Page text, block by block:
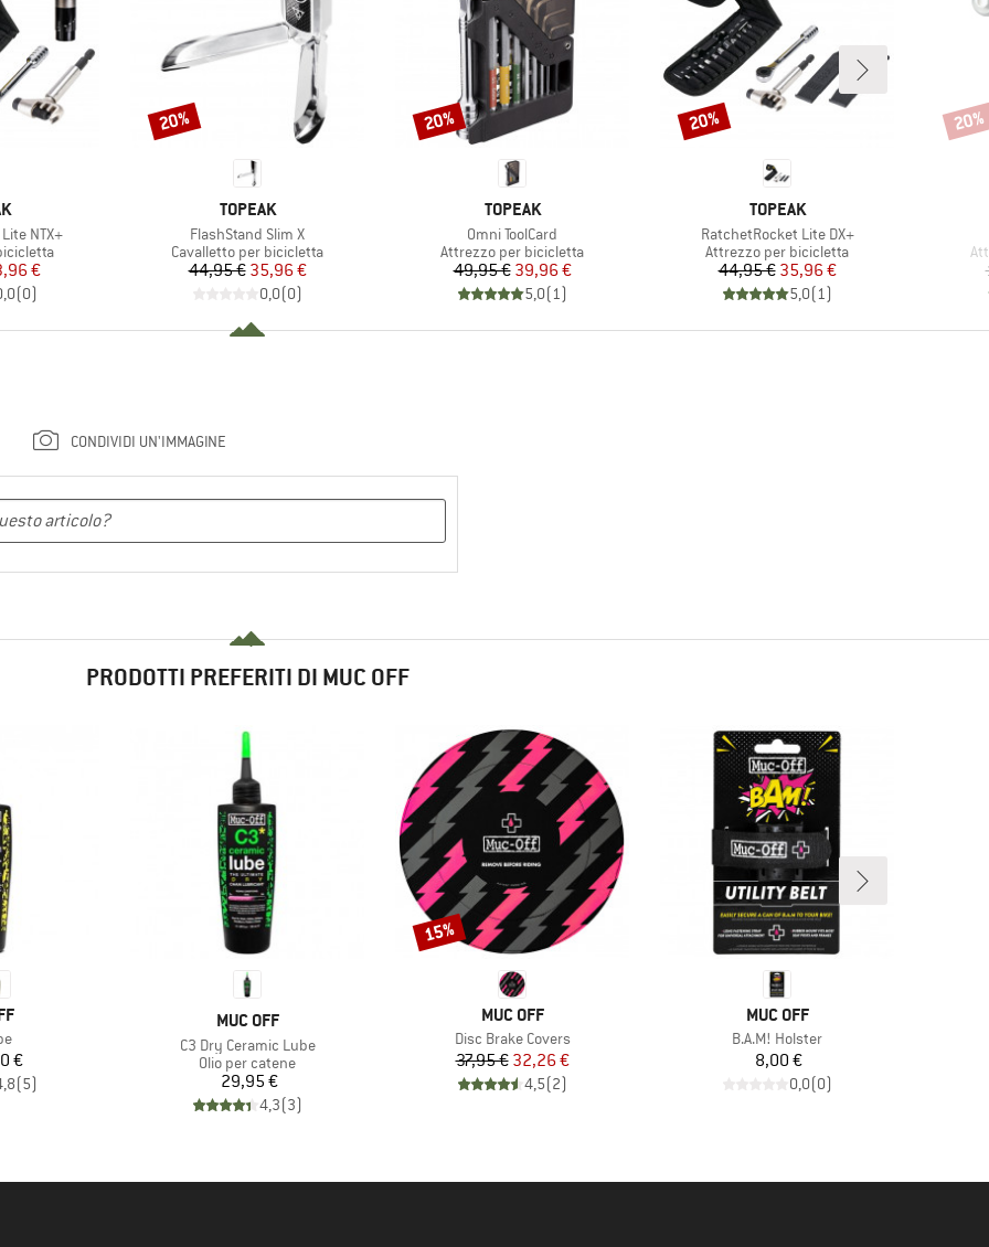
NTX+
ridotto
€
(0)
MARCHIO
TOPEAK
Articolo
FlashStand Slim X
Gruppo di prodotti
Cavalletto per bicicletta
Prezzo
44,95 €Prezzo ridotto
35,96 €
0,0(0)
Sconto
20%
MARCHIO
TOPEAK
Articolo
Omni ToolCard
Gruppo di prodotti
Attrezzo per bicicletta
Prezzo
49,95 €Prezzo ridotto
39,96 €
5,0(1)
Sconto
20%
MARCHIO
TOPEAK
Articolo
RatchetRocket Lite DX+
Gruppo di prodotti
Attrezzo per bicicletta
Prezzo
44,95 €Prezzo ridotto
35,96 €
5,0(1)
Sconto
20% 20%
CONDIVIDI UN'IMMAGINE
PRODOTTI PREFERITI DI MUC OFF
€
(5)
MARCHIO
MUC OFF
Articolo
C3 Dry Ceramic Lube
Gruppo di prodotti
Olio per catene
Prezzo
29,95 €
4,3(3)
MARCHIO
MUC OFF
Articolo
Disc Brake Covers
Prezzo
37,95 € Prezzo ridotto
32,26 €
4,5(2)
Sconto
15%
MARCHIO
MUC OFF
Articolo
B.A.M! Holster
Prezzo
8,00 €
0,0(0)